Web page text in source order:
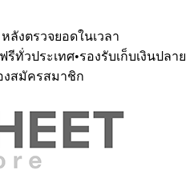
ลังตรวจยอดในเวลา
รีทั่วประเทศ•รองรับเก็บเงินปลาย
งสมัครสมาชิก